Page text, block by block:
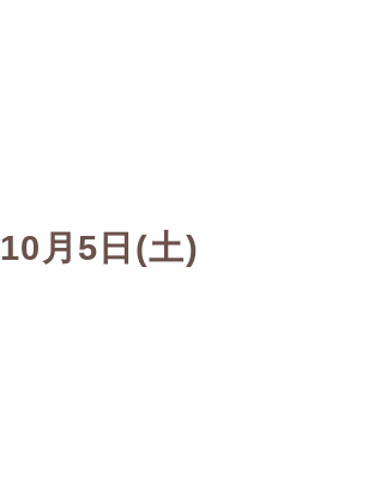
10月5日(土)